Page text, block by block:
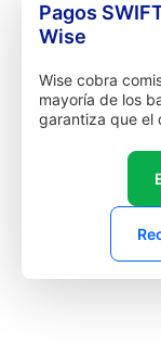
Pagos
Wise
Wise cobra
mayoría de los
garantiza que el